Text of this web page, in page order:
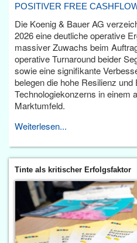
POSITIVER FREE
Die Koenig & Bauer AG
2026 eine deutliche operative
massiver Zuwachs beim
operative Turnaround beider
sowie eine signifikante
belegen die hohe Resilienz
Technologiekonzerns in einem
Marktumfeld.
Weiterlesen...
Tinte als kritischer Erfolgsfaktor